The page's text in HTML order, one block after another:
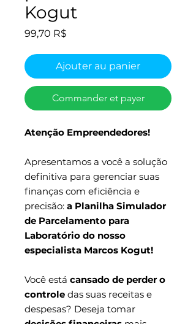
Kogut
99,70 R$
Ajouter au panier
Commander et payer
Atenção Empreendedores!
Apresentamos a você a solução
definitiva para gerenciar suas
finanças com eficiência e
precisão: a Planilha Simulador
de Parcelamento para
Laboratório do nosso
especialista Marcos Kogut!
Você está cansado de perder o
controle das suas receitas e
despesas? Deseja tomar